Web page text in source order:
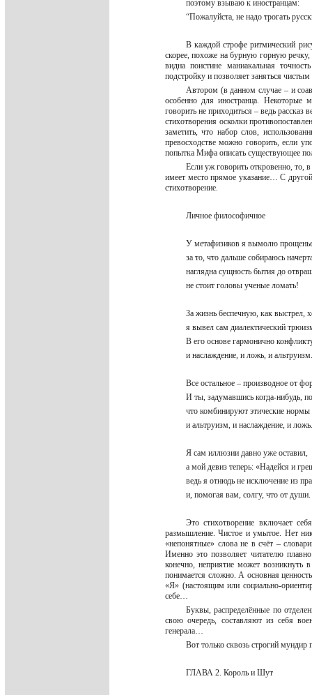
поэтому взываю к иностранцам:
“Пожалуйста, не надо трогать
В каждой строфе ритмический
скорее, похоже на бурную горную
видна поистине маниакальная
подстройку и позволяет заняться
Автором (в данном случае – и
особенно для иностранца. Некоторые
говорить не приходиться – ведь рассказ
стихотворения осколки
заметить, что набор слов,
превосходстве можно говорить, если
попытка Мифа описать существующее
Если уж говорить откровенно, то,
имеет место прямое указание… С
стихотворение.
Личное философичное
У метафизиков я вымолю
за то, что дальше собираюсь
наглядна сущность бытия до
не стоит головы ученые ломать!
За жизнь беспечную, как выстрел,
я вывел сам диалектический
В его основе гармонично
и наслаждение, и ложь, и
Все остальное – производное от
И ты, задумавшись когда-нибудь,
что комбинируют этические
и альтруизм, и наслаждение, и
Я сам иллюзии давно уже оставил,
а мой девиз теперь: «Надейся и
ведь я отнюдь не исключение из
и, помогая вам, солгу, что от
Это стихотворение включает
размышление. Чистое и умытое. Нет
«непонятные» слова не в счёт –
Именно это позволяет читателю
конечно, неприятие может возникнуть
понимается сложно. А основная
«Я» (настоящим или социально-
себе…
Буквы, распределённые по
свою очередь, составляют из себя
генерала…
Вот только сквозь строгий
ГЛАВА 2. Король и Шут